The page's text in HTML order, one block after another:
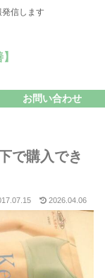
信します
お問い合わせ
で購入でき
2026.04.06